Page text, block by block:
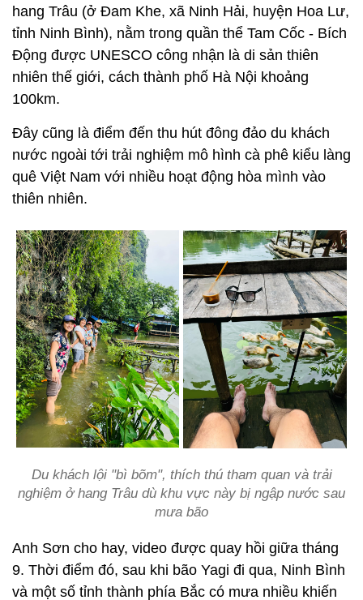
hang Trâu (ở Đam Khe, xã Ninh Hải, huyện Hoa Lư,
tỉnh Ninh Bình), nằm trong quần thể Tam Cốc - Bích
Động được UNESCO công nhận là di sản thiên
nhiên thế giới, cách thành phố Hà Nội khoảng
100km.
Đây cũng là điểm đến thu hút đông đảo du khách
nước ngoài tới trải nghiệm mô hình cà phê kiểu làng
quê Việt Nam với nhiều hoạt động hòa mình vào
thiên nhiên.
Du khách lội "bì bõm", thích thú tham quan và trải
nghiệm ở hang Trâu dù khu vực này bị ngập nước sau
mưa bão
Anh Sơn cho hay, video được quay hồi giữa tháng
9. Thời điểm đó, sau khi bão Yagi đi qua, Ninh Bình
và một số tỉnh thành phía Bắc có mưa nhiều khiến